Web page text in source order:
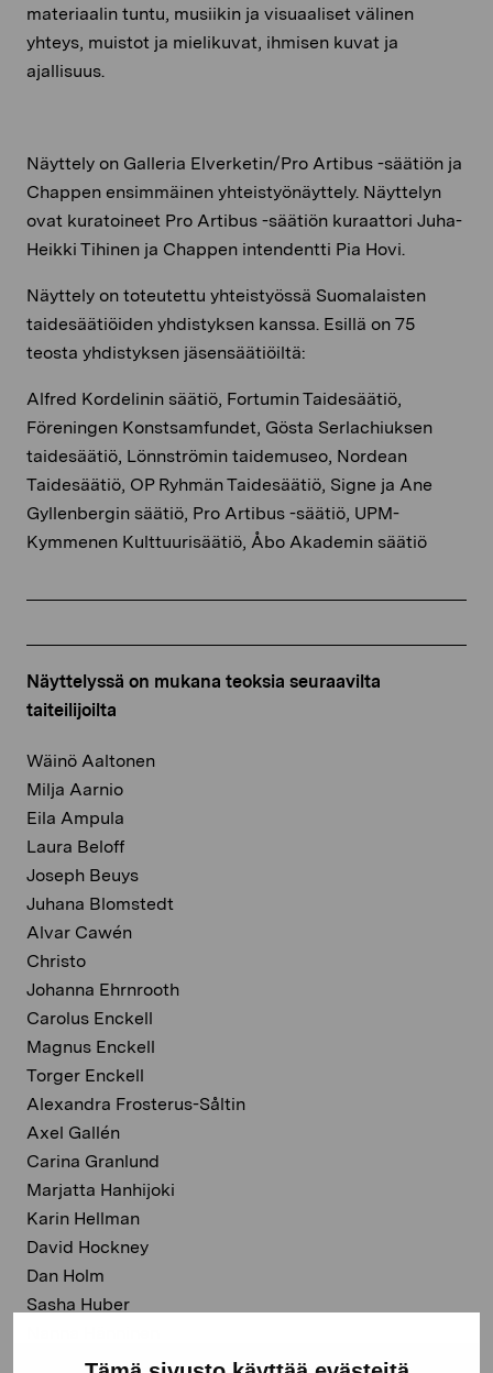
Näyttelyssä on mukana teoksia seuraavilta
taiteilijoilta
Wäinö Aaltonen
Milja Aarnio
Eila Ampula
Laura Beloff
Joseph Beuys
Juhana Blomstedt
Alvar Cawén
Christo
Johanna Ehrnrooth
Carolus Enckell
Magnus Enckell
Torger Enckell
Alexandra Frosterus-Såltin
Axel Gallén
Carina Granlund
Marjatta Hanhijoki
Karin Hellman
David Hockney
Dan Holm
Sasha Huber
Alpo Jaakola
materiaalin tuntu, musiikin ja visuaaliset välinen
yhteys, muistot ja mielikuvat, ihmisen kuvat ja
ajallisuus.
Näyttely on Galleria Elverketin/Pro Artibus -säätiön ja
Chappen ensimmäinen yhteistyönäyttely. Näyttelyn
ovat kuratoineet Pro Artibus -säätiön kuraattori Juha-
Heikki Tihinen ja Chappen intendentti Pia Hovi.
Näyttely on toteutettu yhteistyössä Suomalaisten
taidesäätiöiden yhdistyksen kanssa. Esillä on 75
teosta yhdistyksen jäsensäätiöiltä:
Alfred Kordelinin säätiö, Fortumin Taidesäätiö,
Föreningen Konstsamfundet, Gösta Serlachiuksen
taidesäätiö, Lönnströmin taidemuseo, Nordean
Taidesäätiö, OP Ryhmän Taidesäätiö, Signe ja Ane
Gyllenbergin säätiö, Pro Artibus -säätiö, UPM-
Kymmenen Kulttuurisäätiö, Åbo Akademin säätiö